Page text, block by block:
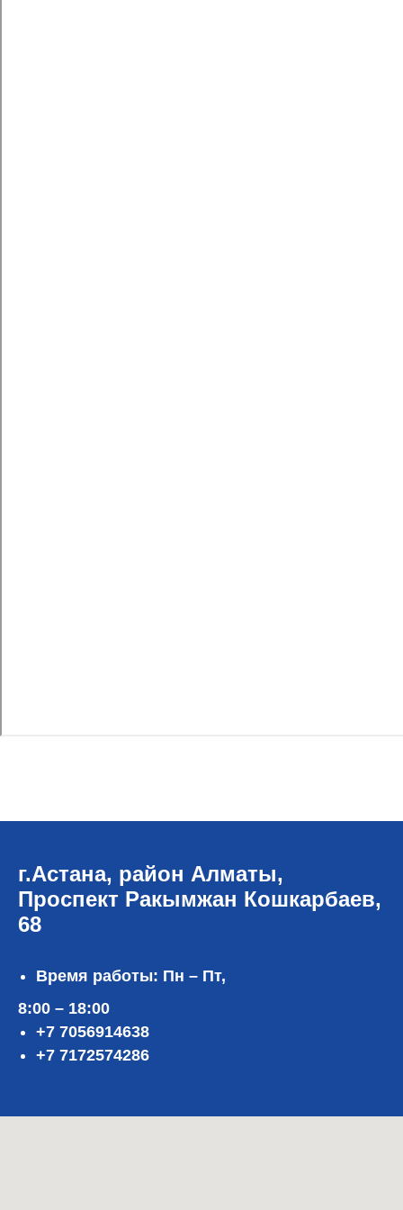
г.Астана, район Алматы,
Проспект Ракымжан Кошкарбаев,
68
Время работы: Пн – Пт,
8:00 – 18:00
+7 7056914638
+7 7172574286